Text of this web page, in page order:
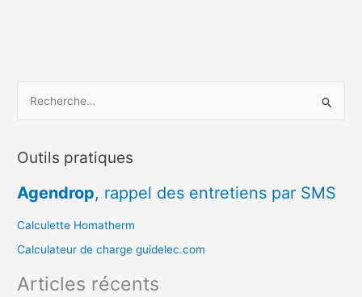
h
r
c
h
r
Outils pratiques
Agendrop, rappel des entretiens par SMS
Calculette Homatherm
Calculateur de charge guidelec.com
Articles récents